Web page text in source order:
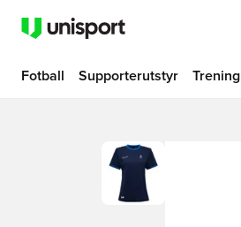
Fotball Supporterutstyr Trening